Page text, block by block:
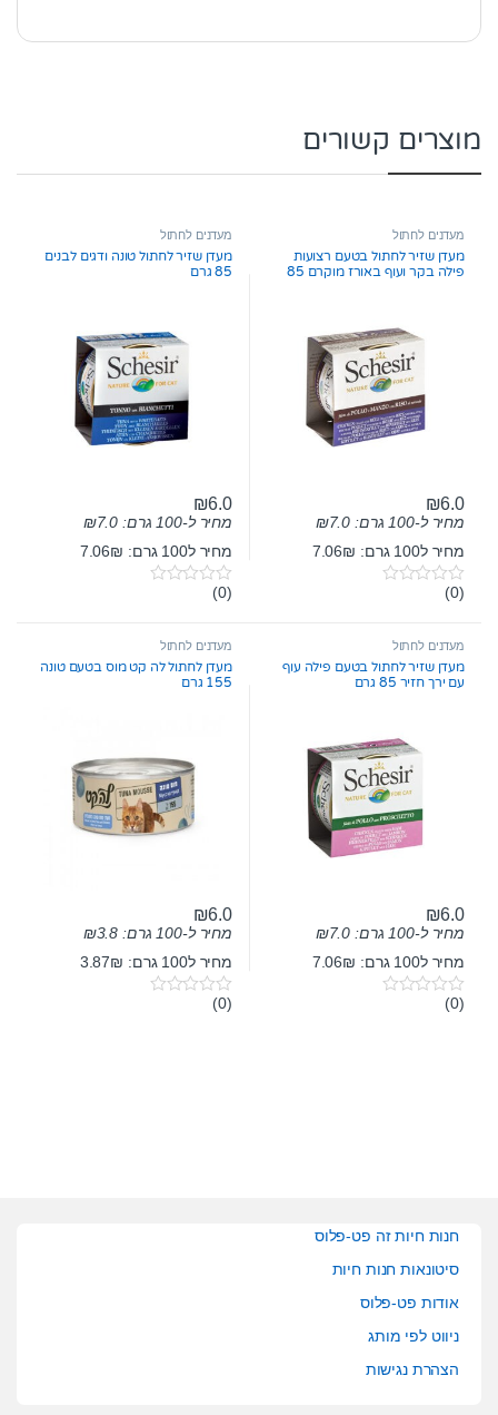
מוצרים קשורים
מעדנים לחתול
מעדן שזיר לחתול בטעם רצועות
פילה בקר ועוף באורז מוקרם 85
₪6.0
מחיר ל-100 גרם: ₪7.0
מחיר ל100 גרם: 7.06₪
0
t
f
5
(0)
מעדנים לחתול
מעדן שזיר לחתול טונה ודגים לבנים
85 גרם
₪6.0
מחיר ל-100 גרם: ₪7.0
מחיר ל100 גרם: 7.06₪
0
t
f
5
(0)
מעדנים לחתול
מעדן שזיר לחתול בטעם פילה עוף
עם ירך חזיר 85 גרם
₪6.0
מחיר ל-100 גרם: ₪7.0
מחיר ל100 גרם: 7.06₪
0(0)
מעדנים לחתול
מעדן לחתול לה קט מוס בטעם טונה
155 גרם
₪6.0
מחיר ל-100 גרם: ₪3.8
מחיר ל100 גרם: 3.87₪
0(0)
חנות חיות זה פט-פלוס
סיטונאות חנות חיות
אודות פט-פלוס
ניווט לפי מותג
הצהרת נגישות